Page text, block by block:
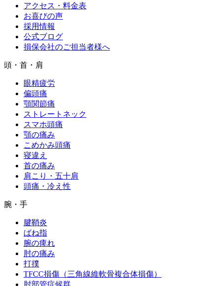
アクセス・料金表
お喜びの声
採用情報
公式ブログ
損保会社のご担当者様へ
頭・首・肩
眼精疲労
偏頭痛
顎関節痛
ストレートネック
スマホ頭痛
顎の痛み
こめかみ頭痛
寝違え
首の痛み
肩こり・五十肩
頭痛・冷え性
腕・手
腱鞘炎
ばね指
腕の痺れ
肘の痛み
打撲
TFCC損傷（三角線維軟骨複合体損傷）
肘部管症候群